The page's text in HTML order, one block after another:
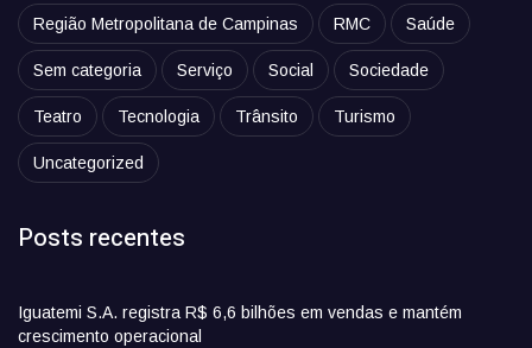
Região Metropolitana de Campinas RMC Saúde
Sem categoria Serviço Social Sociedade
Teatro Tecnologia Trânsito Turismo
Uncategorized
Posts recentes
Iguatemi S.A. registra R$ 6,6 bilhões em vendas e mantém
crescimento operacional